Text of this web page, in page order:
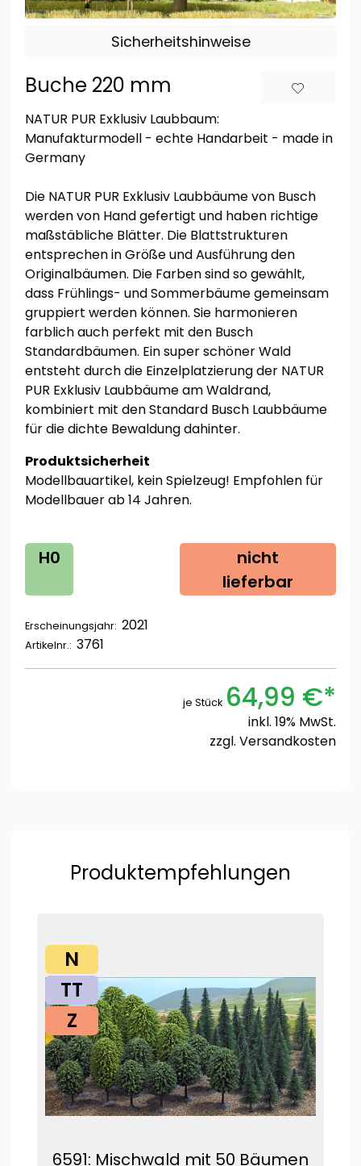
Sicherheitshinweise
Buche 220 mm
NATUR PUR Exklusiv Laubbaum:
Manufakturmodell - echte Handarbeit - made in
Germany
Die NATUR PUR Exklusiv Laubbäume von Busch
werden von Hand gefertigt und haben richtige
maßstäbliche Blätter. Die Blattstrukturen
entsprechen in Größe und Ausführung den
Originalbäumen. Die Farben sind so gewählt,
dass Frühlings- und Sommerbäume gemeinsam
gruppiert werden können. Sie harmonieren
farblich auch perfekt mit den Busch
Standardbäumen. Ein super schöner Wald
entsteht durch die Einzelplatzierung der NATUR
PUR Exklusiv Laubbäume am Waldrand,
kombiniert mit den Standard Busch Laubbäume
für die dichte Bewaldung dahinter.
Produktsicherheit
Modellbauartikel, kein Spielzeug! Empfohlen für
Modellbauer ab 14 Jahren.
H0
nicht
lieferbar
Erscheinungsjahr: 2021
Artikelnr.: 3761
je Stück 64,99 €*
inkl. 19% MwSt.
zzgl. Versandkosten
Produktempfehlungen
N
TT
Z
6591: Mischwald mit 50 Bäumen